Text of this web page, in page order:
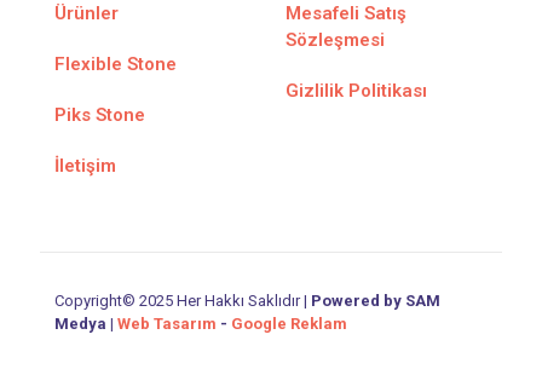
Ürünler
Flexible Stone
Piks Stone
İletişim
Mesafeli Satış
Sözleşmesi
Gizlilik Politikası
Copyright© 2025 Her Hakkı Saklıdır | Powered by SAM
Medya | Web Tasarım - Google Reklam